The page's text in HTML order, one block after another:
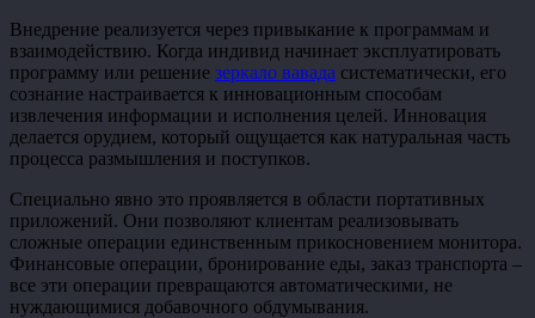
Внедрение реализуется через привыкание к программам и
взаимодействию. Когда индивид начинает эксплуатировать
программу или решение зеркало вавада систематически, его
сознание настраивается к инновационным способам
извлечения информации и исполнения целей. Инновация
делается орудием, который ощущается как натуральная часть
процесса размышления и поступков.
Специально явно это проявляется в области портативных
приложений. Они позволяют клиентам реализовывать
сложные операции единственным прикосновением монитора.
Финансовые операции, бронирование еды, заказ транспорта –
все эти операции превращаются автоматическими, не
нуждающимися добавочного обдумывания.